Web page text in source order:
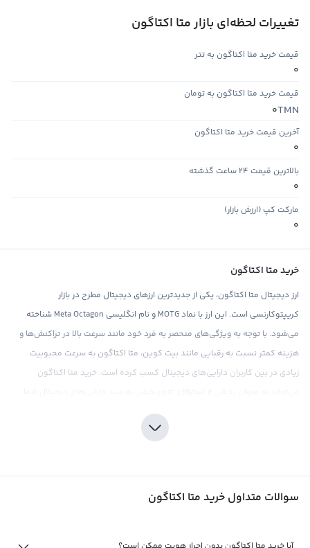
تغییرات لحظه‌ای بازار متا اکتاگون
قیمت خرید متا اکتاگون به تتر
0
قیمت خرید متا اکتاگون به تومان
TMN
0
آخرین قیمت خرید متا اکتاگون
0
بالاترین قیمت ۲۴ ساعت گذشته
0
مارکت کپ (ارزش بازار)
0
خرید متا اکتاگون
ارز دیجیتال متا اکتاگون، یکی از جدیدترین ارزهای دیجیتال مطرح در بازار
کریپتوکارنسی است. این ارز با نماد MOTG و نام انگلیسی Meta Octagon شناخته
می‌شود. با توجه به ویژگی‌های منحصر به فرد خود مانند سرعت بالا در تراکنش‌ها و
هزینه کمتر نسبت به رقبایی مانند بیت کوین، متا اکتاگون به سرعت محبوبیت
زیادی در بین کاربران دارایی‌های دیجیتال کسب کرده است. خرید متا اکتاگون
باشد. در صرافی ارز دیجیتال رابکس، شما می‌توانید با اطمینان خاطر متا اکتاگون
خریداری کنید، زیرا این صرافی با ارائه قیمت‌های رقابتی و کارمزد پایین، تجربه خریدی
دیجیتال، نیازمند دقت و توجه به جزئیات بازار است. با توجه به نوسانات قیمتی موجود
سوالات متداول خرید متا اکتاگون